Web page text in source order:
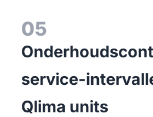
05
service-
Qlima units